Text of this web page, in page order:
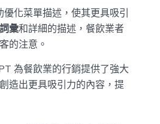
化菜單描述，使其更具吸引
彙和詳細的描述，餐飲業者
的注意。
為餐飲業的行銷提供了強大
造出更具吸引力的內容，提